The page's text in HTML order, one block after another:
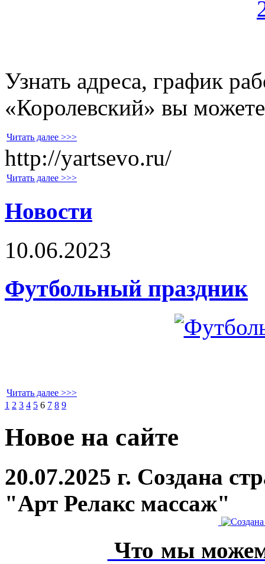
Узнать адреса, график
«Королевский» вы
Читать далее >>>
http://yartsevo.ru/
Читать далее >>>
Новости
10.06.2023
Футбольный праздник
Читать далее >>>
1 2 3 4 5 6 7 8 9
Новое на сайте
20.07.2025 г. Создана
"Арт Релакс массаж"
Что мы